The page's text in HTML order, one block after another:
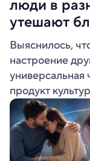
люди в
утешают
Выяснилось,
настроение
универсальная
продукт